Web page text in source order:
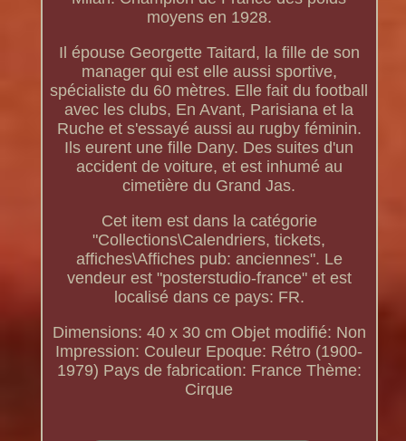
moyens en 1928.
Il épouse Georgette Taitard, la fille de son
manager qui est elle aussi sportive,
spécialiste du 60 mètres. Elle fait du football
avec les clubs, En Avant, Parisiana et la
Ruche et s'essayé aussi au rugby féminin.
Ils eurent une fille Dany. Des suites d'un
accident de voiture, et est inhumé au
cimetière du Grand Jas.
Cet item est dans la catégorie
"Collections\Calendriers, tickets,
affiches\Affiches pub: anciennes". Le
vendeur est "posterstudio-france" et est
localisé dans ce pays: FR.
Dimensions: 40 x 30 cm Objet modifié: Non
Impression: Couleur Epoque: Rétro (1900-
1979) Pays de fabrication: France Thème:
Cirque